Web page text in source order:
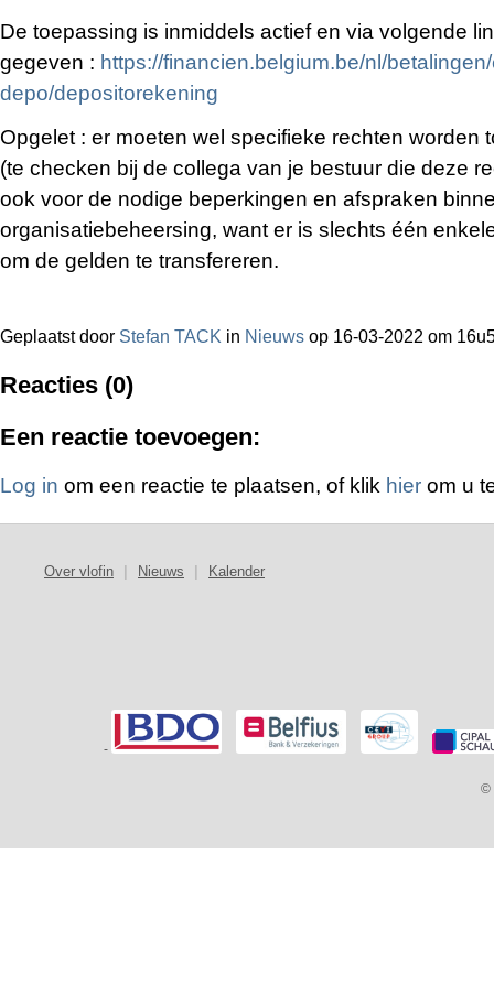
De toepassing is inmiddels actief en via volgende
gegeven : https://financien.belgium.be/nl/
depo/depositorekening
Opgelet : er moeten wel specifieke rechten worden
(te checken bij de collega van je bestuur die deze
ook voor de nodige beperkingen en afspraken
organisatiebeheersing, want er is slechts één
om de gelden te transfereren.
Geplaatst door Stefan TACK in Nieuws op 16-03-2022 om
Reacties (0)
Een reactie toevoegen:
Log in om een reactie te plaatsen, of klik hier om u
Over vlofin Nieuws Kalender
-
©